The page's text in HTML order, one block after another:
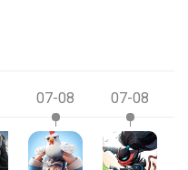
07-08 07-08